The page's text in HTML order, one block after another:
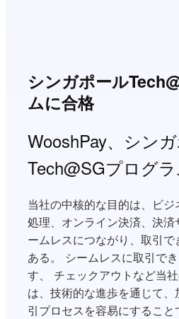
シンガポール
ムに合格
WooshPay、シン
Tech@SGプログ
当社の中核的な目的は、ビ
処理、オンライン決済、決
ームレスにつながり、取引
ある。 シームレスに取引で
す、 チェックアウトなど当
は、技術的な進歩を通じて
引プロセスを容易にすること